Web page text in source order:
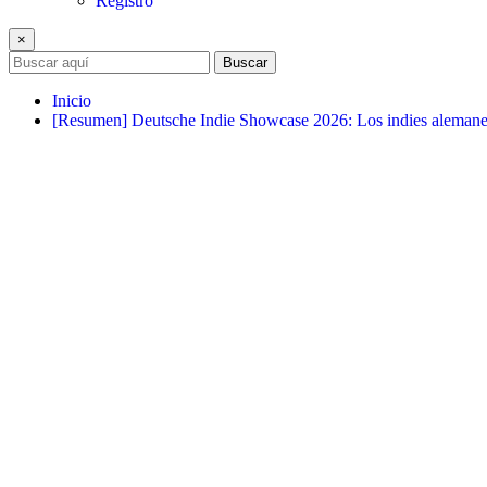
×
Buscar
Inicio
[Resumen] Deutsche Indie Showcase 2026: Los indies